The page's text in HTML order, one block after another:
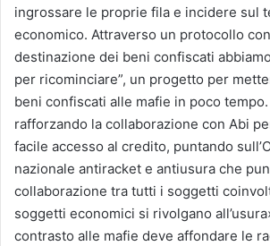
ingrossare le proprie fila e incidere sul
economico. Attraverso un protocollo con
destinazione dei beni confiscati
per ricominciare”, un progetto per
beni confiscati alle mafie in poco
rafforzando la collaborazione con Abi
facile accesso al credito, puntando
nazionale antiracket e antiusura che
collaborazione tra tutti i soggetti
soggetti economici si rivolgano
contrasto alle mafie deve affondare le